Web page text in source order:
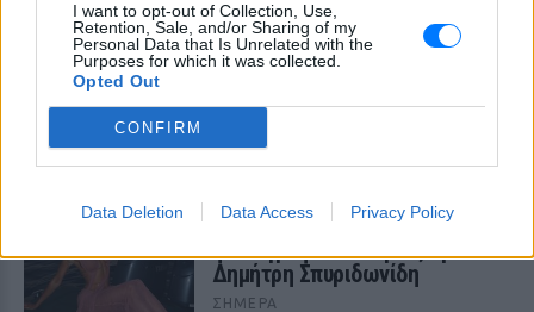
I want to opt-out of Collection, Use,
Retention, Sale, and/or Sharing of my
Personal Data that Is Unrelated with the
Purposes for which it was collected.
Opted Out
CONFIRM
Data Deletion Data Access Privacy Policy
Κάια Γκέρμπερ: Με
αποκαλυπτικό μαύρο look
ΣΉΜΕΡΑ
Η 24χρονη πρωτοστάτησε σε εκδήλωση
για τη σειρά «The Shards» στο Λος
Ιωάννα Τούνη: Αδημοσίευτη
φωτογραφία από Ίμπιζα με τον
Δημήτρη Σπυριδωνίδη
ΣΉΜΕΡΑ